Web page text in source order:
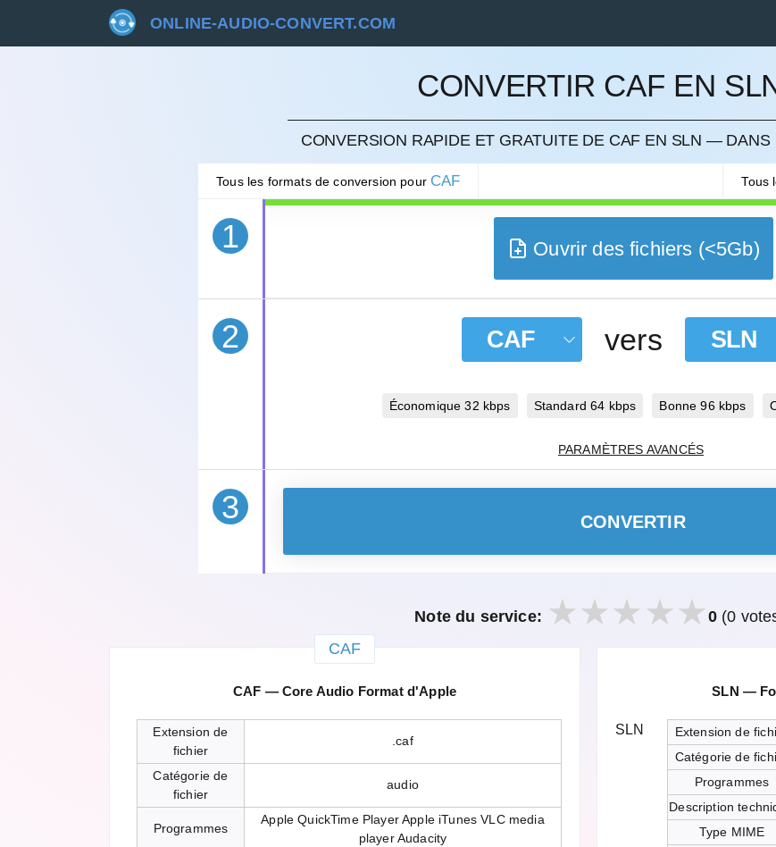
ONLINE-AUDIO-CONVERT.COM
CONVERTIR CAF EN
CONVERSION RAPIDE ET GRATUITE DE CAF EN SLN — DANS
Tous les formats de conversion pour CAF Tous
1
ANNULER
Ouvrir des fichiers (<5Gb)
2 CAF vers SLN
Économique 32 kbps Standard 64 kbps Bonne 96 kbps
PARAMÈTRES AVANCÉS
3 CONVERTIR
Note du service: 0 (0
CAF
CAF — Core Audio Format d'Apple
Extension de
fichier
.caf
Catégorie de
fichier
audio
Programmes
Apple QuickTime Player Apple iTunes VLC media
player Audacity
SLN —
Extension de
Catégorie de
Programmes
Description
Type MIME
SLN